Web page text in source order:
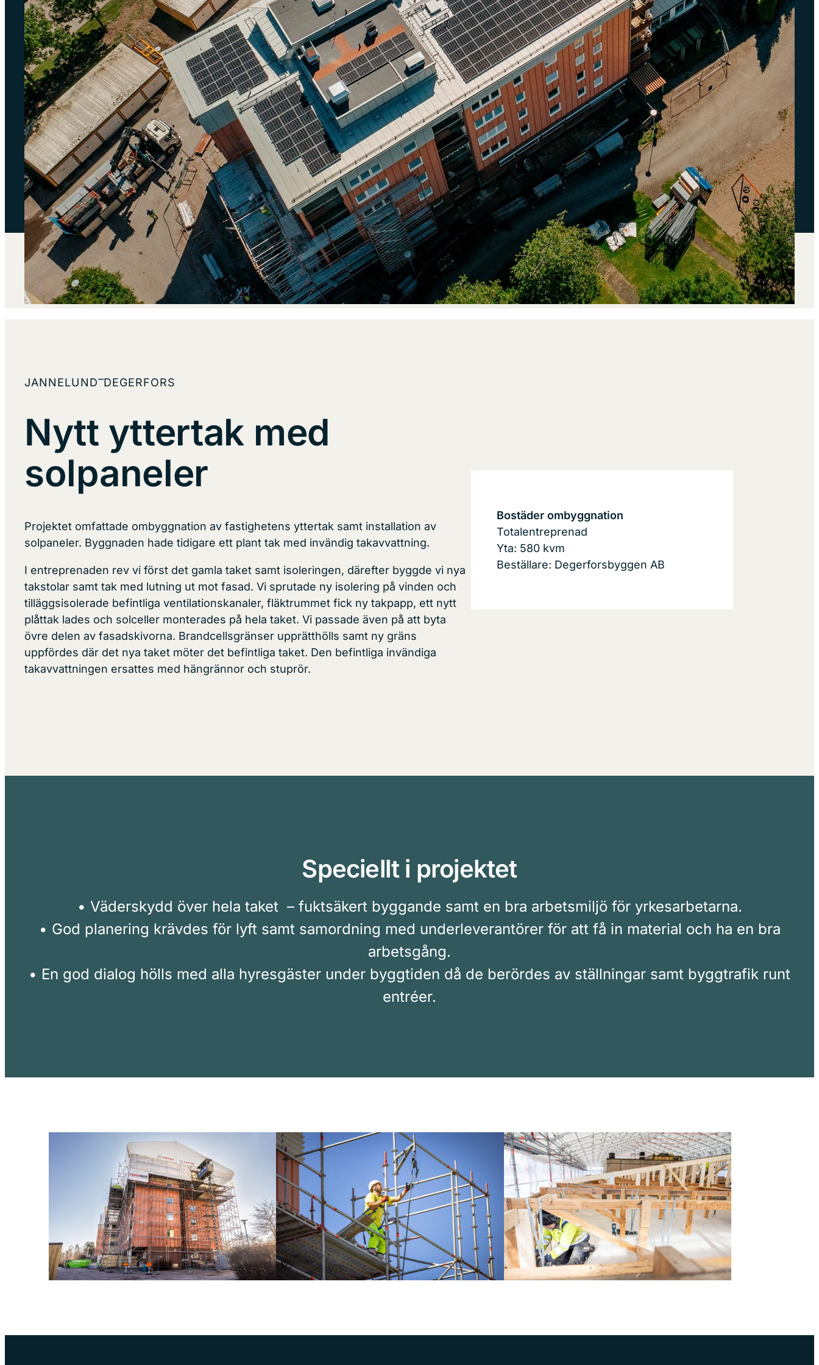
JANNELUND–DEGERFORS
Nytt yttertak med
solpaneler
Projektet omfattade ombyggnation av fastighetens yttertak samt installation av
solpaneler. Byggnaden hade tidigare ett plant tak med invändig takavvattning.
I entreprenaden rev vi först det gamla taket samt isoleringen, därefter byggde vi nya
takstolar samt tak med lutning ut mot fasad. Vi sprutade ny isolering på vinden och
tilläggsisolerade befintliga ventilationskanaler, fläktrummet fick ny takpapp, ett nytt
plåttak lades och solceller monterades på hela taket. Vi passade även på att byta
övre delen av fasadskivorna. Brandcellsgränser upprätthölls samt ny gräns
uppfördes där det nya taket möter det befintliga taket. Den befintliga invändiga
takavvattningen ersattes med hängrännor och stuprör.
Bostäder ombyggnation
Totalentreprenad
Yta: 580 kvm
Beställare: Degerforsbyggen AB
Speciellt i projektet
• Väderskydd över hela taket – fuktsäkert byggande samt en bra arbetsmiljö för yrkesarbetarna.
• God planering krävdes för lyft samt samordning med underleverantörer för att få in material och ha en bra
arbetsgång.
• En god dialog hölls med alla hyresgäster under byggtiden då de berördes av ställningar samt byggtrafik runt
entréer.